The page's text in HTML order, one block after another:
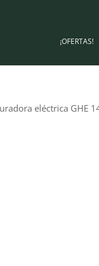
¡OFERTAS!
eléctrica GHE